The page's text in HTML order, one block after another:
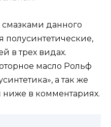
данного
полусинтетические,
в трех видах.
масло Рольф
а так же
ниже в комментариях.